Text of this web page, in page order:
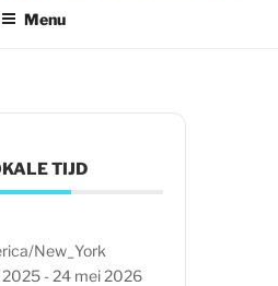
Menu
TIJD
New_York
2025 - 24 mei 2026